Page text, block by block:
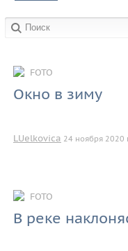
FOTO
Окно в зиму
LUelkovica 24 ноября 2020
FOTO
В реке